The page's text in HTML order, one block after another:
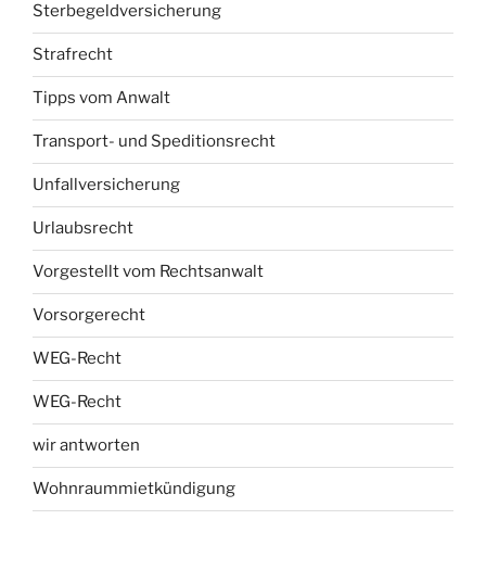
Sterbegeldversicherung
Strafrecht
Tipps vom Anwalt
Transport- und Speditionsrecht
Unfallversicherung
Urlaubsrecht
Vorgestellt vom Rechtsanwalt
Vorsorgerecht
WEG-Recht
WEG-Recht
wir antworten
Wohnraummietkündigung